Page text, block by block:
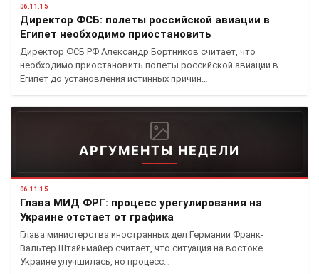
06.11.15
Директор ФСБ: полеты российской авиации в
Египет необходимо приостановить
Директор ФСБ РФ Александр Бортников считает, что
необходимо приостановить полеты российской авиации в
Египет до установления истинных причин…
АРГУМЕНТЫ НЕДЕЛИ
06.11.15
Глава МИД ФРГ: процесс урегулирования на
Украине отстает от графика
Глава министерства иностранных дел Германии Франк-
Вальтер Штайнмайер считает, что ситуация на востоке
Украине улучшилась, но процесс…